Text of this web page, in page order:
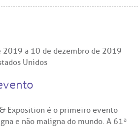
2019 a 10 de dezembro de 2019
Unidos
Exposition é o primeiro evento
e não maligna do mundo. A 61ª